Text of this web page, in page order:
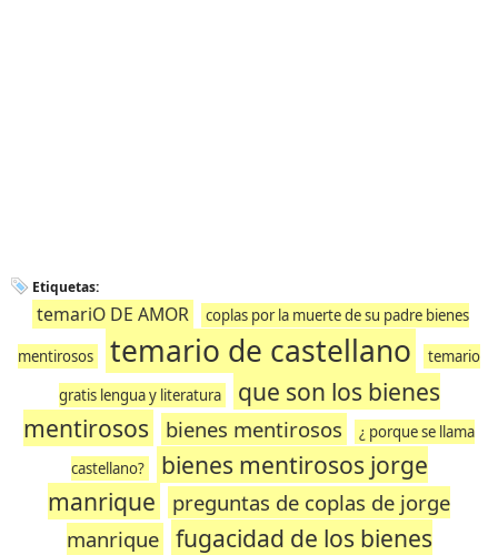
Etiquetas:
temariO DE AMOR coplas por la muerte de su padre bienes
mentirosos temario de castellano
temario
gratis lengua y literatura
que son los bienes
mentirosos
bienes mentirosos
¿ porque se llama
castellano?
bienes mentirosos jorge
manrique
preguntas de coplas de jorge
manrique
fugacidad de los bienes